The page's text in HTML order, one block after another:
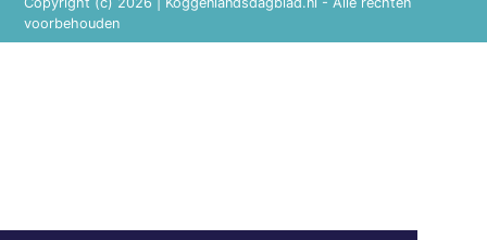
voorbehouden